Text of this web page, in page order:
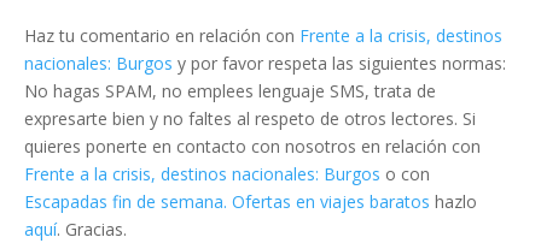
Haz tu comentario en relación con Frente a la crisis, destinos
nacionales: Burgos y por favor respeta las siguientes normas:
No hagas SPAM, no emplees lenguaje SMS, trata de
expresarte bien y no faltes al respeto de otros lectores. Si
quieres ponerte en contacto con nosotros en relación con
Frente a la crisis, destinos nacionales: Burgos o con
Escapadas fin de semana. Ofertas en viajes baratos hazlo
aquí. Gracias.